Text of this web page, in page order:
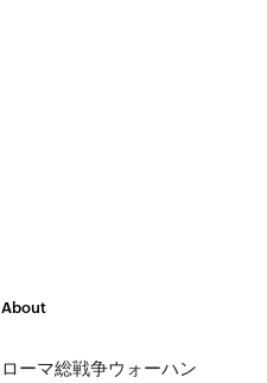
About
ローマ総戦争ウォーハン